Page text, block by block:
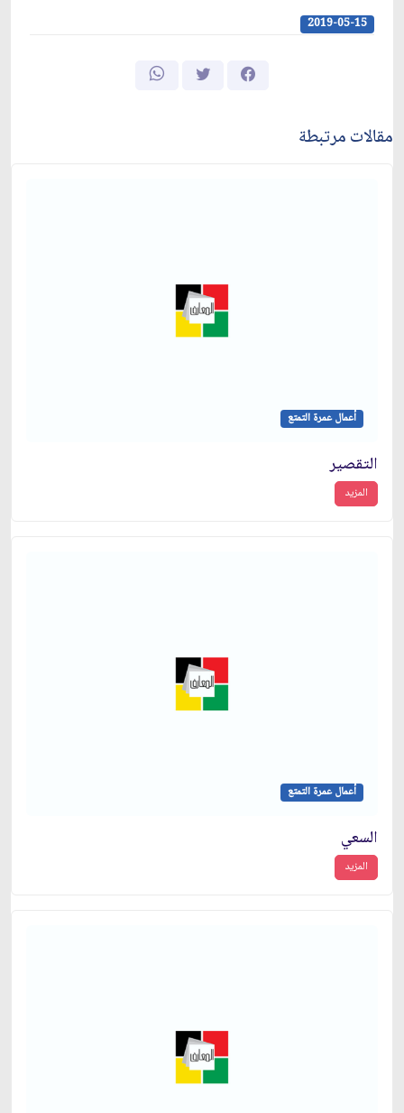
2019-05-15
مقالات مرتبطة
أعمال عمرة التمتع
التقصير
المزيد
أعمال عمرة التمتع
السعي
المزيد